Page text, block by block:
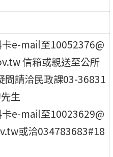
e-mail至10052376@
信箱或親送至公所
問請洽民政課03-36831
生
e-mail至10023629@
或洽034783683#18